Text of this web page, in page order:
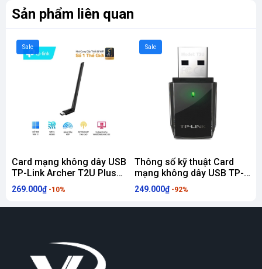
Sản phẩm liên quan
Sale
Card mạng không dây USB
TP-Link Archer T2U Plus
AC600
269.000₫ -10%
Sale
Thông số kỹ thuật Card
mạng không dây USB TP-
Link Archer T2U Wireless
AC600Mbps
249.000₫ -92%